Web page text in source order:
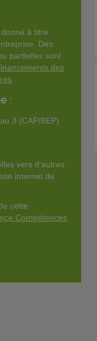
à titre
Des
partielles sont
des
:
3 (CAP/BEP)
vers d'autres
internet de
cette
Compétences